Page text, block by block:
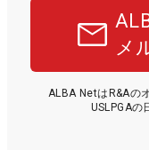
メ
ALBA NetはR&Aの
USLPGAの